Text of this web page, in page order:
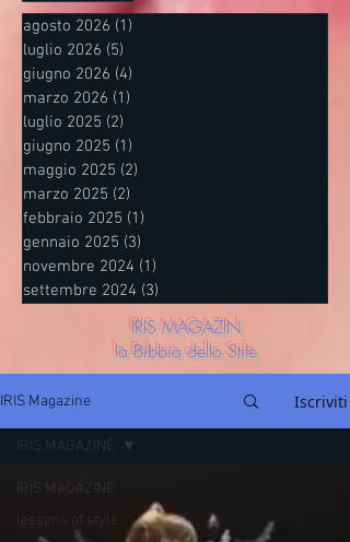
agosto 2026 (1)
luglio 2026 (5)
giugno 2026 (4)
marzo 2026 (1)
luglio 2025 (2)
giugno 2025 (1)
maggio 2025 (2)
marzo 2025 (2)
febbraio 2025 (1)
gennaio 2025 (3)
novembre 2024 (1)
settembre 2024 (3)
IRIS MAGAZIN
la Bibbia dello Stile
IRIS Magazine Iscriviti
IRIS MAGAZINE
lessons of style
IRIS MAGAZINE